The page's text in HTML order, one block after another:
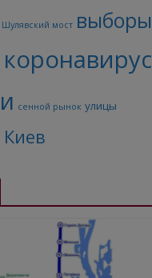
Шулявский мост выборы
коронавирус
сенной рынок улицы